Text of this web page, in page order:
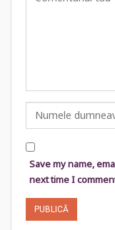
Save my name,
next time I